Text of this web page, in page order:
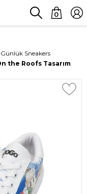
0
Günlük Sneakers
the Roofs Tasarım